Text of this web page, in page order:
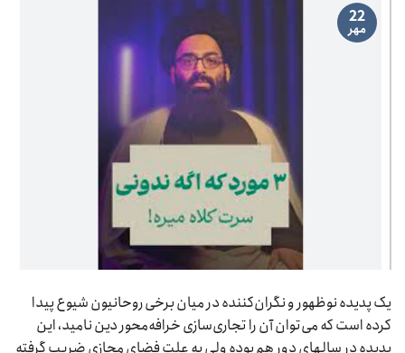
22
مهر
یک پدیده نوظهور و نگران‌کننده در میان برخی روحانیون شیوع پیدا
کرده است که می‌توان آن را تجاری‌سازی خرافه‌محور دین نامید، این
پدیده در سالهای دور هم بوده ولی به علت فضای مجازی ضریب گرفته